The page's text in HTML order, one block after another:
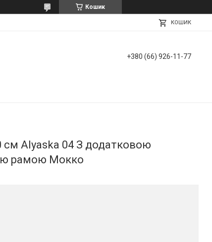
Кошик
КОШИК
+380 (66) 926-11-77
см Alyaska 04 З додатковою
рамою Мокко